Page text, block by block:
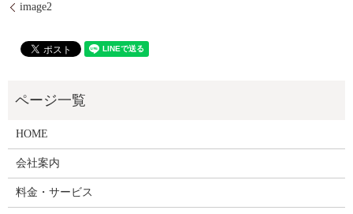
image2
HOME
会社案内
料金・サービス